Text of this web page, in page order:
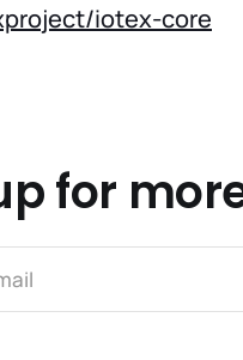
iotex-core
for